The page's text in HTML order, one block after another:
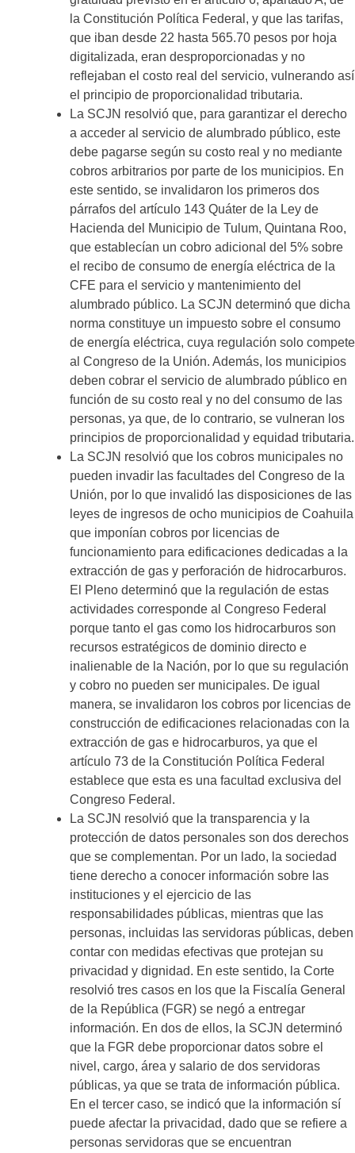
la Constitución Política Federal, y que las tarifas,
que iban desde 22 hasta 565.70 pesos por hoja
digitalizada, eran desproporcionadas y no
reflejaban el costo real del servicio, vulnerando así
el principio de proporcionalidad tributaria.
La SCJN resolvió que, para garantizar el derecho
a acceder al servicio de alumbrado público, este
debe pagarse según su costo real y no mediante
cobros arbitrarios por parte de los municipios. En
este sentido, se invalidaron los primeros dos
párrafos del artículo 143 Quáter de la Ley de
Hacienda del Municipio de Tulum, Quintana Roo,
que establecían un cobro adicional del 5% sobre
el recibo de consumo de energía eléctrica de la
CFE para el servicio y mantenimiento del
alumbrado público. La SCJN determinó que dicha
norma constituye un impuesto sobre el consumo
de energía eléctrica, cuya regulación solo compete
al Congreso de la Unión. Además, los municipios
deben cobrar el servicio de alumbrado público en
función de su costo real y no del consumo de las
personas, ya que, de lo contrario, se vulneran los
principios de proporcionalidad y equidad tributaria.
La SCJN resolvió que los cobros municipales no
pueden invadir las facultades del Congreso de la
Unión, por lo que invalidó las disposiciones de las
leyes de ingresos de ocho municipios de Coahuila
que imponían cobros por licencias de
funcionamiento para edificaciones dedicadas a la
extracción de gas y perforación de hidrocarburos.
El Pleno determinó que la regulación de estas
actividades corresponde al Congreso Federal
porque tanto el gas como los hidrocarburos son
recursos estratégicos de dominio directo e
inalienable de la Nación, por lo que su regulación
y cobro no pueden ser municipales. De igual
manera, se invalidaron los cobros por licencias de
construcción de edificaciones relacionadas con la
extracción de gas e hidrocarburos, ya que el
artículo 73 de la Constitución Política Federal
establece que esta es una facultad exclusiva del
Congreso Federal.
La SCJN resolvió que la transparencia y la
protección de datos personales son dos derechos
que se complementan. Por un lado, la sociedad
tiene derecho a conocer información sobre las
instituciones y el ejercicio de las
responsabilidades públicas, mientras que las
personas, incluidas las servidoras públicas, deben
contar con medidas efectivas que protejan su
privacidad y dignidad. En este sentido, la Corte
resolvió tres casos en los que la Fiscalía General
de la República (FGR) se negó a entregar
información. En dos de ellos, la SCJN determinó
que la FGR debe proporcionar datos sobre el
nivel, cargo, área y salario de dos servidoras
públicas, ya que se trata de información pública.
En el tercer caso, se indicó que la información sí
puede afectar la privacidad, dado que se refiere a
personas servidoras que se encuentran